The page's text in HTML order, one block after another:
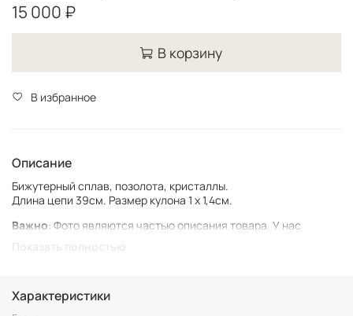
15 000 ₽
В корзину
В избранное
Описание
Бижутерный сплав, позолота, кристаллы.
Длина цепи 39см. Размер кулона 1 х 1,4см.
Важно: Фото являются частью описания товара. У нас
времени и использования.
размеру и состоянию уточняйте перед покупкой.
Показать полностью
Характеристики